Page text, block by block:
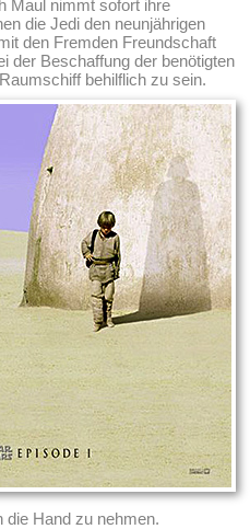
Maul nimmt sofort ihre
die Jedi den neunjährigen
den Fremden Freundschaft
der Beschaffung der benötigten
behilflich zu sein.
Hand zu nehmen.